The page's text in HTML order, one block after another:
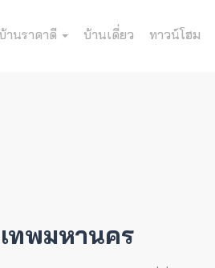
บ้านราคาดี บ้านเดี่ยว ทาวน์โฮม
ทพมหานคร